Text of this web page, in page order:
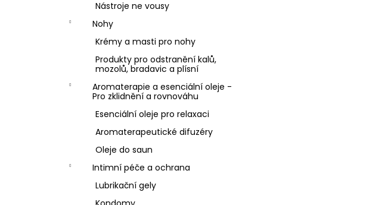
Nástroje ne vousy
Nohy
Krémy a masti pro nohy
Produkty pro odstranění kalů,
mozolů, bradavic a plísní
Aromaterapie a esenciální oleje -
Pro zklidnění a rovnováhu
Esenciální oleje pro relaxaci
Aromaterapeutické difuzéry
Oleje do saun
Intimní péče a ochrana
Lubrikační gely